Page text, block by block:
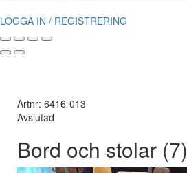
LOGGA IN / REGISTRERING
Artnr: 6416-013
Avslutad
Bord och stolar (7)